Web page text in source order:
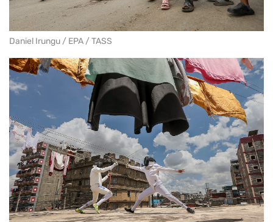
Daniel Irungu / EPA / TASS